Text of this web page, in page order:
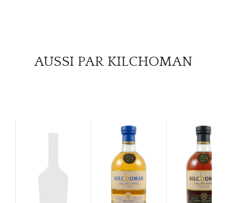
AUSSI PAR KILCHOMAN